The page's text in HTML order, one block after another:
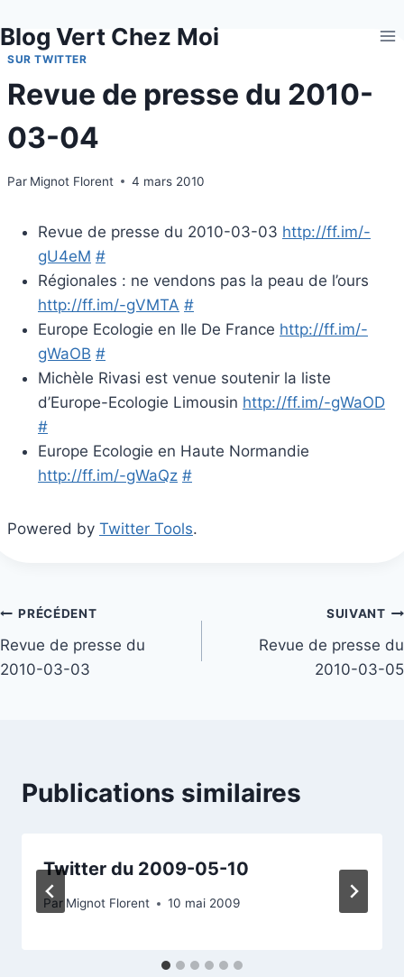
au
contenu
Blog Vert Chez Moi
SUR TWITTER
Revue de presse du 2010-
03-04
Par Mignot Florent 4 mars 2010
Revue de presse du 2010-03-03 http://ff.im/-
gU4eM #
Régionales : ne vendons pas la peau de l’ours
http://ff.im/-gVMTA #
Europe Ecologie en Ile De France http://ff.im/-
gWaOB #
Michèle Rivasi est venue soutenir la liste
d’Europe-Ecologie Limousin http://ff.im/-gWaOD
#
Europe Ecologie en Haute Normandie
http://ff.im/-gWaQz #
Powered by Twitter Tools.
Navigation
de
PRÉCÉDENT
Revue de presse du
2010-03-03
SUIVANT
Revue de presse du
2010-03-05
Publications similaires
Twitter du 2009-05-10
Par Mignot Florent 10 mai 2009